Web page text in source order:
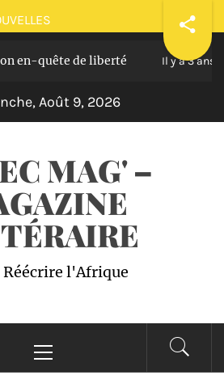
de liberté Il y a 3 ans
Août 9, 2026
MAG' –
l'Afrique
principal